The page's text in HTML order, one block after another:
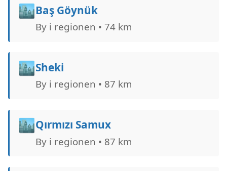
🏙️Baş Göynük
By i regionen • 74 km
🏙️Sheki
By i regionen • 87 km
🏙️Qırmızı Samux
By i regionen • 87 km